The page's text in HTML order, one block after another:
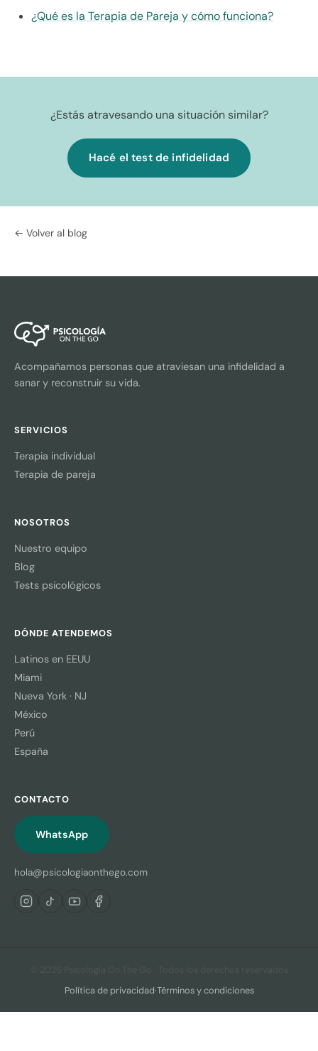
¿Qué es la Terapia de Pareja y cómo funciona?
¿Estás atravesando una situación similar?
Hacé el test de infidelidad
← Volver al blog
Acompañamos personas que atraviesan una infidelidad a
sanar y reconstruir su vida.
SERVICIOS
Terapia individual
Terapia de pareja
NOSOTROS
Nuestro equipo
Blog
Tests psicológicos
DÓNDE ATENDEMOS
Latinos en EEUU
Miami
Nueva York · NJ
México
Perú
España
CONTACTO
WhatsApp
hola@psicologiaonthego.com
© 2026 Psicología On The Go · Todos los derechos reservados
Política de privacidad·Términos y condiciones